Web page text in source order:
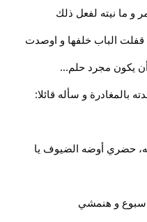
و ما نيته لفعل ذلك
قفلت الباب خلفها و اوصدت
يكون مجرد حلم...
بالمغادرة و سأله قائلا:
حضري أوضه الضيوف يا
اسبوع و هنمشي